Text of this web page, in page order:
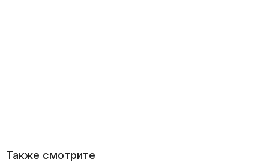
Также смотрите